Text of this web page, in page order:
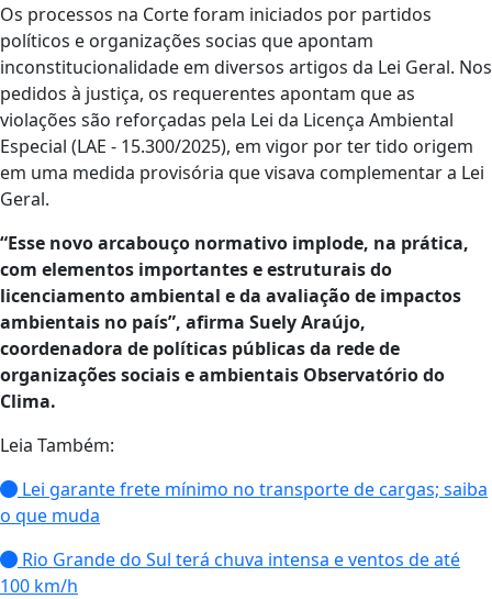
Os processos na Corte foram iniciados por partidos
políticos e organizações socias que apontam
inconstitucionalidade em diversos artigos da Lei Geral. Nos
pedidos à justiça, os requerentes apontam que as
violações são reforçadas pela Lei da Licença Ambiental
Especial (LAE - 15.300/2025), em vigor por ter tido origem
em uma medida provisória que visava complementar a Lei
Geral.
“Esse novo arcabouço normativo implode, na prática,
com elementos importantes e estruturais do
licenciamento ambiental e da avaliação de impactos
ambientais no país”, afirma Suely Araújo,
coordenadora de políticas públicas da rede de
organizações sociais e ambientais Observatório do
Clima.
Leia Também:
Lei garante frete mínimo no transporte de cargas; saiba
o que muda
Rio Grande do Sul terá chuva intensa e ventos de até
100 km/h